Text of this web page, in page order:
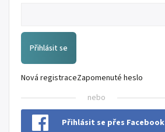
Přihlásit se
Nová registraceZapomenuté heslo
nebo
Přihlásit se přes Facebook